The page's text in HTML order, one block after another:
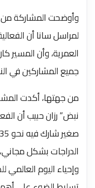
وأوضحت المشاركة من
لمراسل سانا أن
العمرية، وأن المسير
جميع المشاركين في
من جهتها، أكدت
نبض” رزان حبيب أن
الدراجات بشكل
وإحياء اليوم العالمي